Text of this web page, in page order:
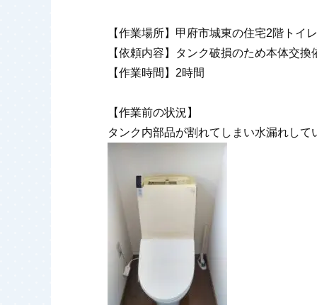
【作業場所】甲府市城東の住宅2階トイレ
【依頼内容】タンク破損のため本体交換
【作業時間】2時間
【作業前の状況】
タンク内部品が割れてしまい水漏れして